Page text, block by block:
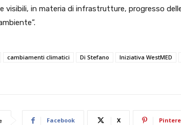
visibili, in materia di infrastrutture, progresso
cambiamenti climatici Di Stefano Iniziativa WestMED
Facebook X